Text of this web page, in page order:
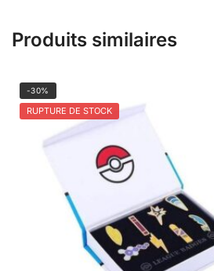
Produits similaires
-30%
RUPTURE DE STOCK